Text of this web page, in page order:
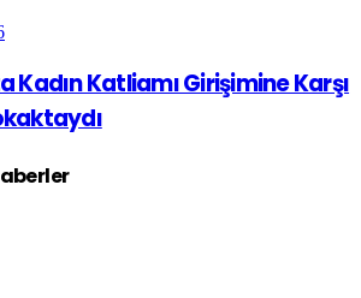
Katliamı Girişimine Karşı